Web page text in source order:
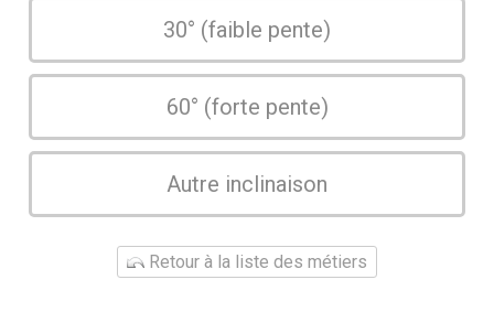
30° (faible pente)
60° (forte pente)
Autre inclinaison
Retour à la liste des métiers